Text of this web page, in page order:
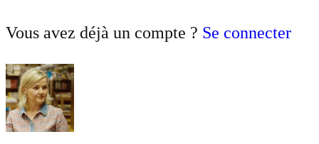
Vous avez déjà un compte ? Se connecter